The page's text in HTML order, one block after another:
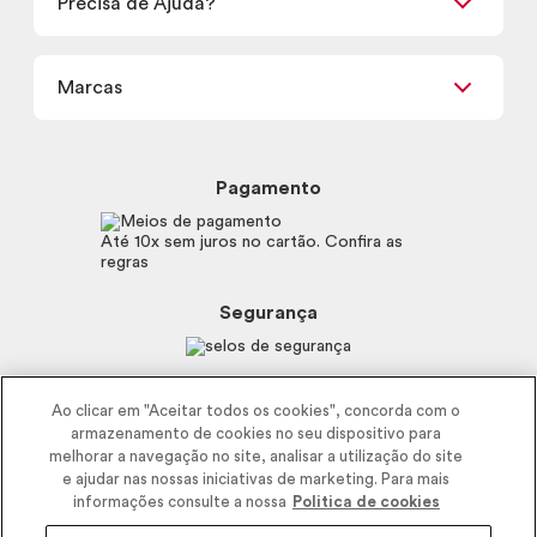
Nossas Lojas
Política de Privacidade
Código de defesa do consumidor
Trabalhe com a gente
Recomendações Covid19
Frete e Entrega
Fale Conosco
E-mail
Marcas
Pagamento
Até 10x sem juros no cartão. Confira as
regras
Segurança
Ao clicar em "Aceitar todos os cookies", concorda com o
armazenamento de cookies no seu dispositivo para
melhorar a navegação no site, analisar a utilização do site
e ajudar nas nossas iniciativas de marketing. Para mais
informações consulte a nossa
Politica de cookies